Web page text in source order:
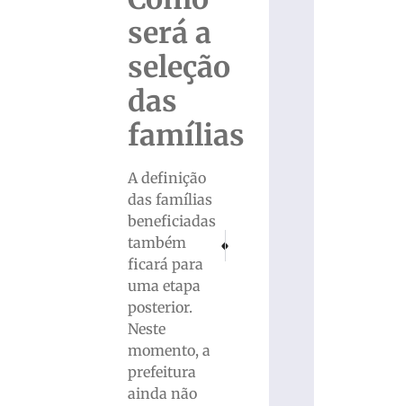
será a
seleção
das
famílias
A definição
das famílias
beneficiadas
também
ficará para
uma etapa
posterior.
Neste
momento, a
prefeitura
ainda não